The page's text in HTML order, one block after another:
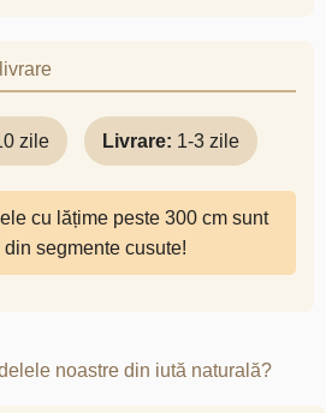
zile Livrare: 1-3 zile
cu lățime peste 300 cm sunt
segmente cusute!
noastre din iută naturală?